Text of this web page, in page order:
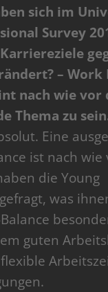
sich im
Survey
– Work
nach wie vor
Thema zu
Eine
ist nach wie
die Young
was
guten